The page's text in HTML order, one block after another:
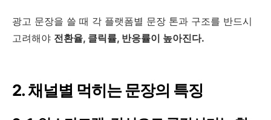
광고 문장을 쓸 때 각 플랫폼별 문장 톤과 구조를 반드시
고려해야 전환율, 클릭률, 반응률이 높아진다.
2. 채널별 먹히는 문장의 특징